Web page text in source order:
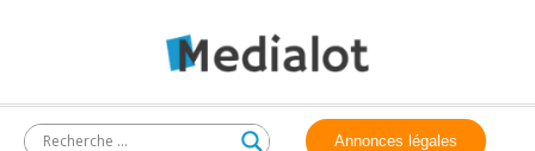
Annonces légales